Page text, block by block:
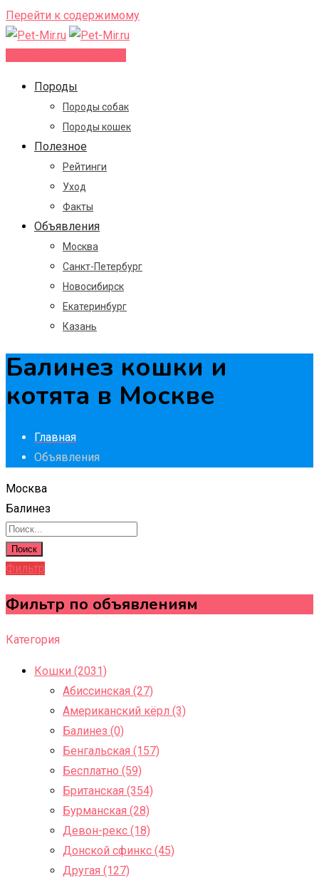
Перейти к содержимому
Породы
Породы собак
Породы кошек
Полезное
Рейтинги
Уход
Факты
Объявления
Москва
Санкт-Петербург
Новосибирск
Екатеринбург
Казань
Балинез кошки и
котята в Москве
Главная
Объявления
Москва
Балинез
Поиск
Фильтр
Фильтр по объявлениям
Категория
Кошки (2031)
Абиссинская (27)
Американский кёрл (3)
Балинез (0)
Бенгальская (157)
Бесплатно (59)
Британская (354)
Бурманская (28)
Девон-рекс (18)
Донской сфинкс (45)
Другая (127)